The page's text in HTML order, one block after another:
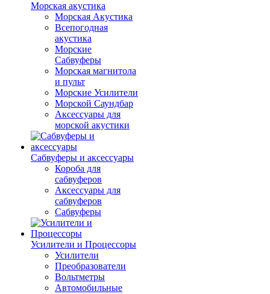
Морская акустика
Морская Акустика
Всепогодная
акустика
Морские
Сабвуферы
Морская магнитола
и пульт
Морские Усилители
Морской Cаундбар
Аксессуары для
морской акустики
Сабвуферы и аксессуары
Короба для
сабвуферов
Аксессуары для
сабвуферов
Сабвуферы
Усилители и Процессоры
Усилители
Преобразователи
Вольтметры
Автомобильные